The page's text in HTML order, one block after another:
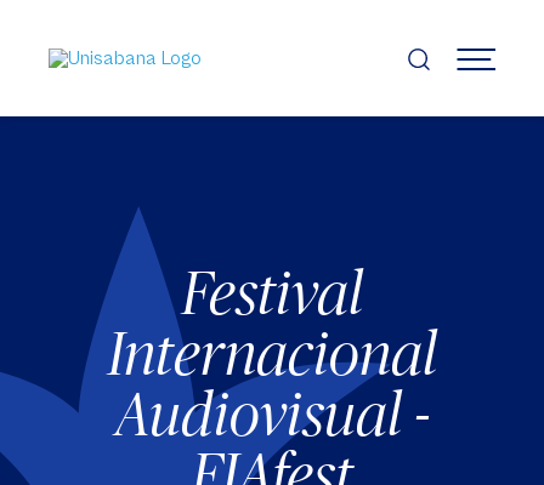
contenido
principal
MENÚ
Festival
Internacional
Audiovisual -